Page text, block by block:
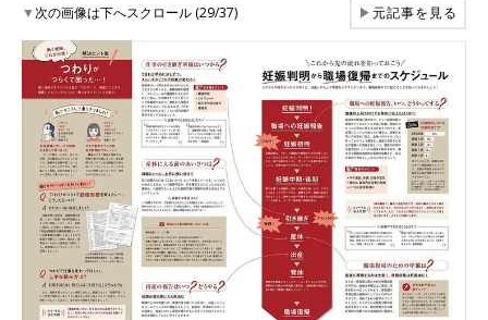
▼次の画像は下へスクロール (29/37) ▶元記事を見る